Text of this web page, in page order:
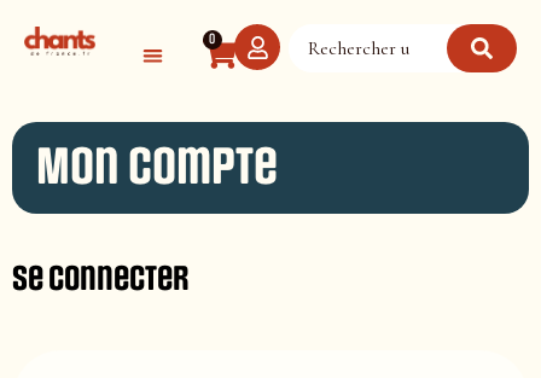
0
Mon compte
Se connecter